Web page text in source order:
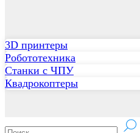
3D принтеры
Робототехника
Станки с ЧПУ
Квадрокоптеры